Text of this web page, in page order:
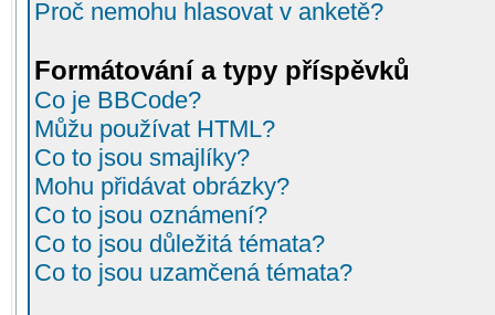
Proč nemohu hlasovat v anketě?
Formátování a typy příspěvků
Co je BBCode?
Můžu používat HTML?
Co to jsou smajlíky?
Mohu přidávat obrázky?
Co to jsou oznámení?
Co to jsou důležitá témata?
Co to jsou uzamčená témata?